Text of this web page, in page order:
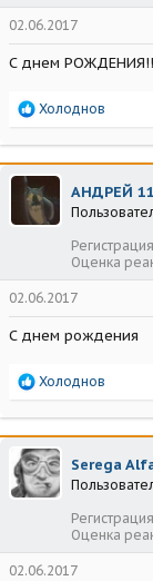
02.06.2017
С днем
Р
а
к
ц
и
и
Холоднов
АНДРЕЙ
Регистрация
Оценка
02.06.2017
С днем рождения
Р
а
к
ц
и
и
Холоднов
Serega
Регистрация
Оценка
02.06.2017